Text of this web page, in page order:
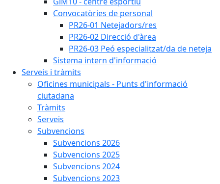
Convocatòries de personal
PR26-01 Netejadors/res
PR26-02 Direcció d'àrea
PR26-03 Peó especialitzat/da de neteja
Sistema intern d'informació
Serveis i tràmits
Oficines municipals - Punts d'informació
ciutadana
Tràmits
Serveis
Subvencions
Subvencions 2026
Subvencions 2025
Subvencions 2024
Subvencions 2023